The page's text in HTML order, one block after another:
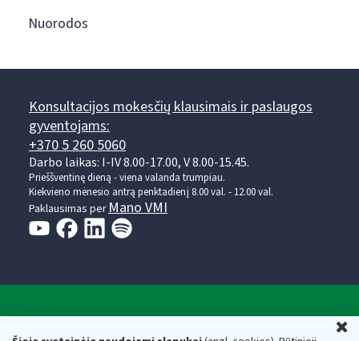
Nuorodos
Konsultacijos mokesčių klausimais ir paslaugos
gyventojams:
+370 5 260 5060
Darbo laikas: I-IV 8.00-17.00, V 8.00-15.45.
Prieššventinę dieną - viena valanda trumpiau.
Kiekvieno mėnesio antrą penktadienį 8.00 val. - 12.00 val.
Paklausimas perMano VMI
Valstybinė mokesčių inspekcija prie Lietuvos